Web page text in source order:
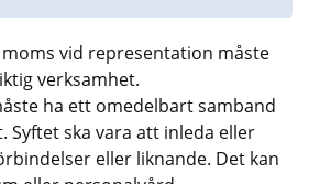
vid representation måste
verksamhet.
ha ett omedelbart samband
Syftet ska vara att inleda eller
eller liknande. Det kan